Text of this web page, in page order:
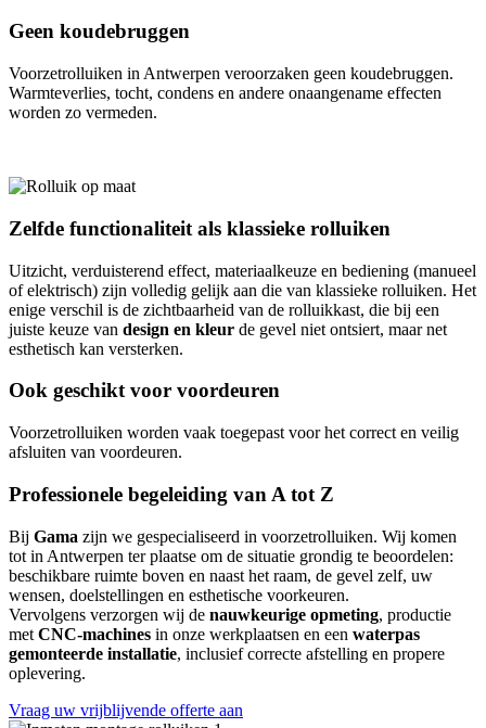
Geen koudebruggen
Voorzetrolluiken in Antwerpen veroorzaken geen koudebruggen.
Warmteverlies, tocht, condens en andere onaangename effecten
worden zo vermeden.
Zelfde functionaliteit als klassieke rolluiken
Uitzicht, verduisterend effect, materiaalkeuze en bediening (manueel
of elektrisch) zijn volledig gelijk aan die van klassieke rolluiken. Het
enige verschil is de zichtbaarheid van de rolluikkast, die bij een
juiste keuze van design en kleur de gevel niet ontsiert, maar net
esthetisch kan versterken.
Ook geschikt voor voordeuren
Voorzetrolluiken worden vaak toegepast voor het correct en veilig
afsluiten van voordeuren.
Professionele begeleiding van A tot Z
Bij Gama zijn we gespecialiseerd in voorzetrolluiken. Wij komen
tot in Antwerpen ter plaatse om de situatie grondig te beoordelen:
beschikbare ruimte boven en naast het raam, de gevel zelf, uw
wensen, doelstellingen en esthetische voorkeuren.
Vervolgens verzorgen wij de nauwkeurige opmeting, productie
met CNC-machines in onze werkplaatsen en een waterpas
gemonteerde installatie, inclusief correcte afstelling en propere
oplevering.
Vraag uw vrijblijvende offerte aan